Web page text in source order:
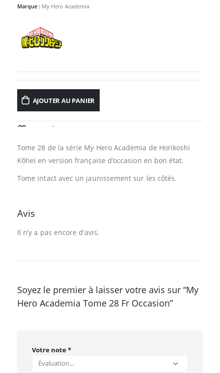
Marque : My Hero Academia
AJOUTER AU PANIER
Tome 28 de la série My Hero Academia de Horikoshi
Kôhei en version française d’occasion en bon état.
Tome intact avec un jaunissement sur les côtés.
Avis
Il n’y a pas encore d’avis.
Soyez le premier à laisser votre avis sur “My
Hero Academia Tome 28 Fr Occasion”
Votre note*